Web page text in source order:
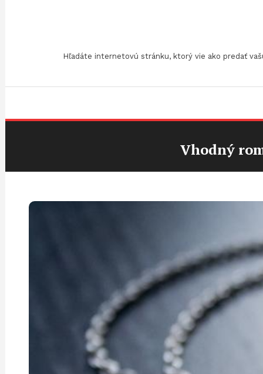
Hľadáte internetovú stránku, ktorý vie ako predať
Vhodný